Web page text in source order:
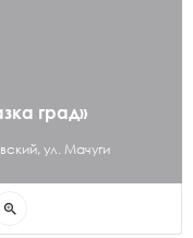
град»
ул. Мачуги
zoom_in